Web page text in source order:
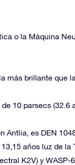
o la Máquina
más brillante que
10 parsecs (32.6
Antlia, es DEN
años luz de
K2V) y WASP-